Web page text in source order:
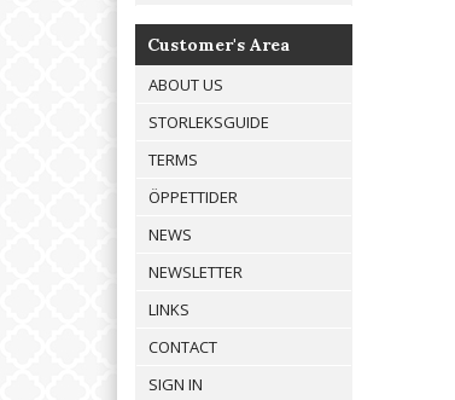
Customer's Area
ABOUT US
STORLEKSGUIDE
TERMS
ÖPPETTIDER
NEWS
NEWSLETTER
LINKS
CONTACT
SIGN IN